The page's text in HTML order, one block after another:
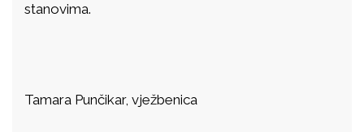
stanovima.
Tamara Punčikar, vježbenica